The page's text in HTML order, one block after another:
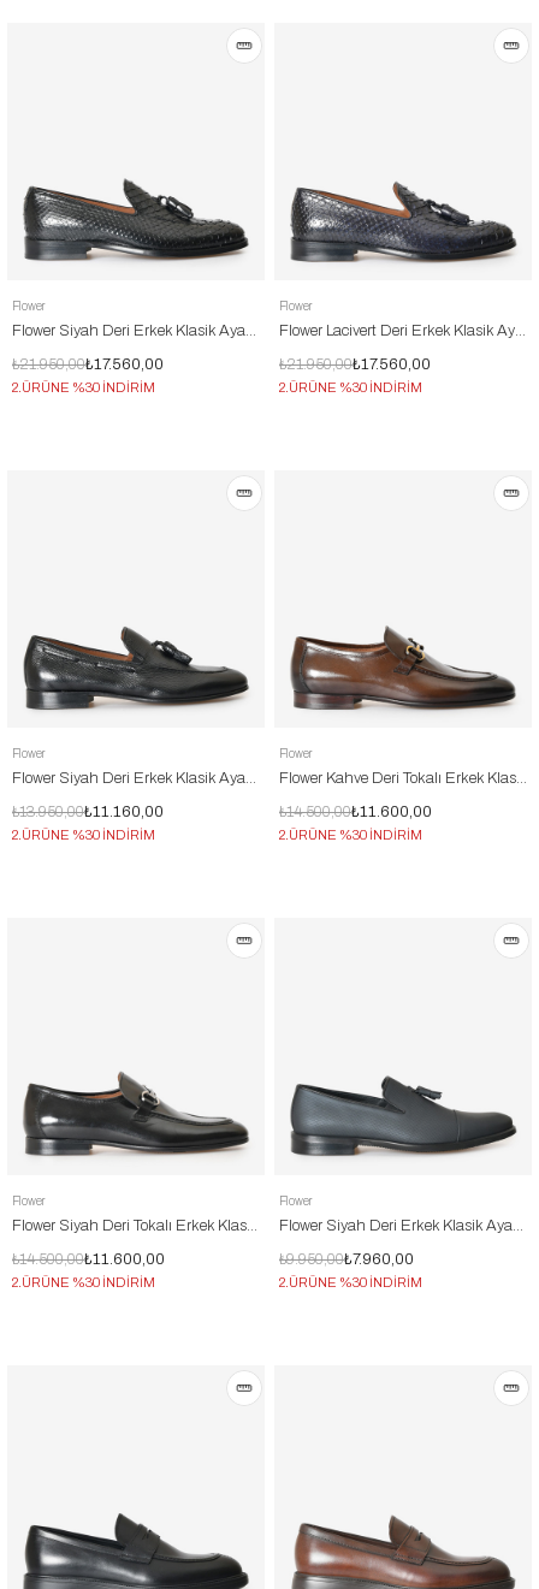
Flower
Flower Siyah Deri Erkek Klasik Ayakkabı
₺17.560,00
₺21.950,00
2.ÜRÜNE %30 İNDİRİM
Flower
Flower Lacivert Deri Erkek Klasik Ayakkabı
₺17.560,00
₺21.950,00
2.ÜRÜNE %30 İNDİRİM
Flower
Flower Siyah Deri Erkek Klasik Ayakkabı
₺11.160,00
₺13.950,00
2.ÜRÜNE %30 İNDİRİM
Flower
Flower Kahve Deri Tokalı Erkek Klasik Ayakkabı
₺11.600,00
₺14.500,00
2.ÜRÜNE %30 İNDİRİM
Flower
Flower Siyah Deri Tokalı Erkek Klasik Ayakkabı
₺11.600,00
₺14.500,00
2.ÜRÜNE %30 İNDİRİM
Flower
Flower Siyah Deri Erkek Klasik Ayakkabı
₺7.960,00
₺9.950,00
2.ÜRÜNE %30 İNDİRİM